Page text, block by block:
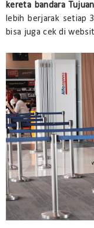
kereta bandara
lebih berjarak setiap
bisa juga cek di